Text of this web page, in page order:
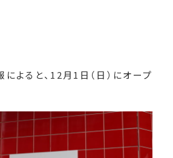
よると、12月1日（日）にオープ